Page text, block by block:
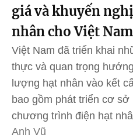
giá và khuyến
nhân cho Việt Nam
Việt Nam đã triển khai
thực và quan trọng
lượng hạt nhân vào kết
bao gồm phát triển cơ
chương trình điện hạt
Anh Vũ